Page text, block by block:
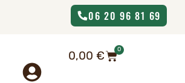
06 20 96 81 69
0,00€ 0